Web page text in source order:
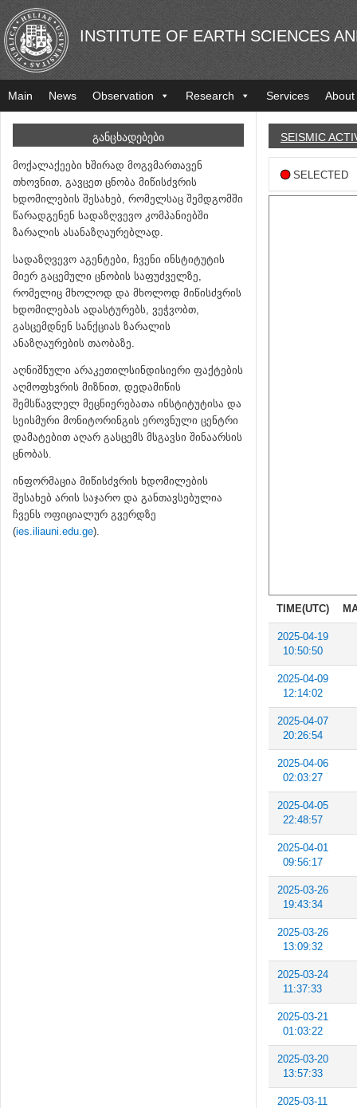
INSTITUTE OF EARTH SCIENCES
Main News Observation Research Services About
ᲒᲐᲜᲪᲮᲐᲓᲔᲑᲔᲑᲘ
მოქალაქეები ხშირად მოგვმართავენ
თხოვნით, გავცეთ ცნობა მიწისძვრის
ხდომილების შესახებ, რომელსაც შემდგომში
წარადგენენ სადაზღვევო კომპანიებში
ზარალის ასანაზღაურებლად.
სადაზღვევო აგენტები, ჩვენი ინსტიტუტის
მიერ გაცემული ცნობის საფუძველზე,
რომელიც მხოლოდ და მხოლოდ მიწისძვრის
ხდომილებას ადასტურებს, ვეჭვობთ,
გასცემდნენ სანქციას ზარალის
ანაზღაურების თაობაზე.
აღნიშნული არაკეთილსინდისიერი ფაქტების
აღმოფხვრის მიზნით, დედამიწის
შემსწავლელ მეცნიერებათა ინსტიტუტისა და
სეისმური მონიტორინგის ეროვნული ცენტრი
დამატებით აღარ გასცემს მსგავსი შინაარსის
ცნობას.
ინფორმაცია მიწისძვრის ხდომილების
შესახებ არის საჯარო და განთავსებულია
ჩვენს ოფიციალურ გვერდზე
(ies.iliauni.edu.ge).
SEISMIC
SELECTED
TIME(UTC)
2025-04-19
10:50:50
2025-04-09
12:14:02
2025-04-07
20:26:54
2025-04-06
02:03:27
2025-04-05
22:48:57
2025-04-01
09:56:17
2025-03-26
19:43:34
2025-03-26
13:09:32
2025-03-24
11:37:33
2025-03-21
01:03:22
2025-03-20
13:57:33
2025-03-11